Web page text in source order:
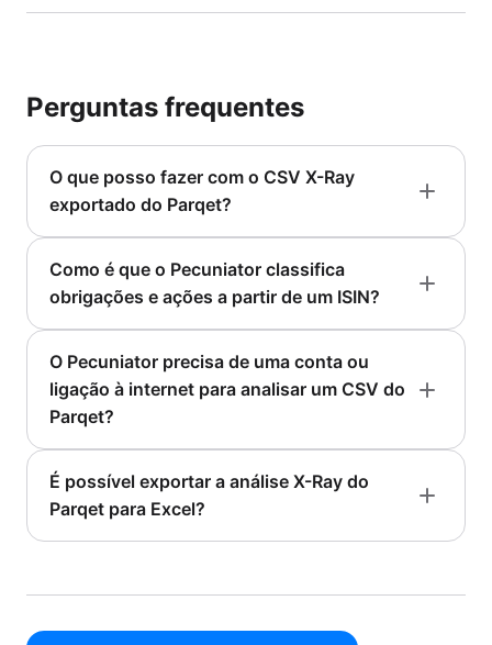
Perguntas frequentes
O que posso fazer com o CSV X-Ray
exportado do Parqet?
Como é que o Pecuniator classifica
obrigações e ações a partir de um ISIN?
O Pecuniator precisa de uma conta ou
ligação à internet para analisar um CSV do
Parqet?
É possível exportar a análise X-Ray do
Parqet para Excel?